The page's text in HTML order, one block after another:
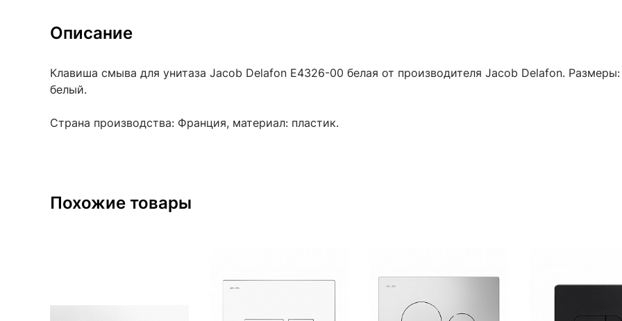
Описание
Клавиша смыва для унитаза Jacob Delafon E4326-00 белая от производителя Jacob Delafon.
белый.
Страна производства: Франция, материал: пластик.
Похожие товары